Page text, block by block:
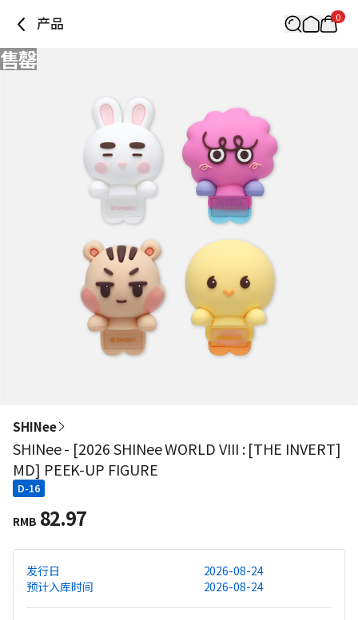
产品 0
售罄
SHINee
SHINee - [2026 SHINee WORLD VIII : [THE INVERT]
MD] PEEK-UP FIGURE
D-16
RMB 82.97
发行日
2026-08-24
预计入库时间
2026-08-24